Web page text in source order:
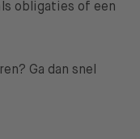
obligaties of een
Ga dan snel